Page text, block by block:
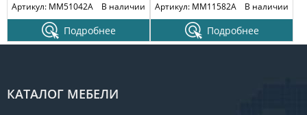
Артикул: MM51042A
В наличии
Подробнее
Артикул: MM11582A
В наличии
Подробнее
КАТАЛОГ МЕБЕЛИ